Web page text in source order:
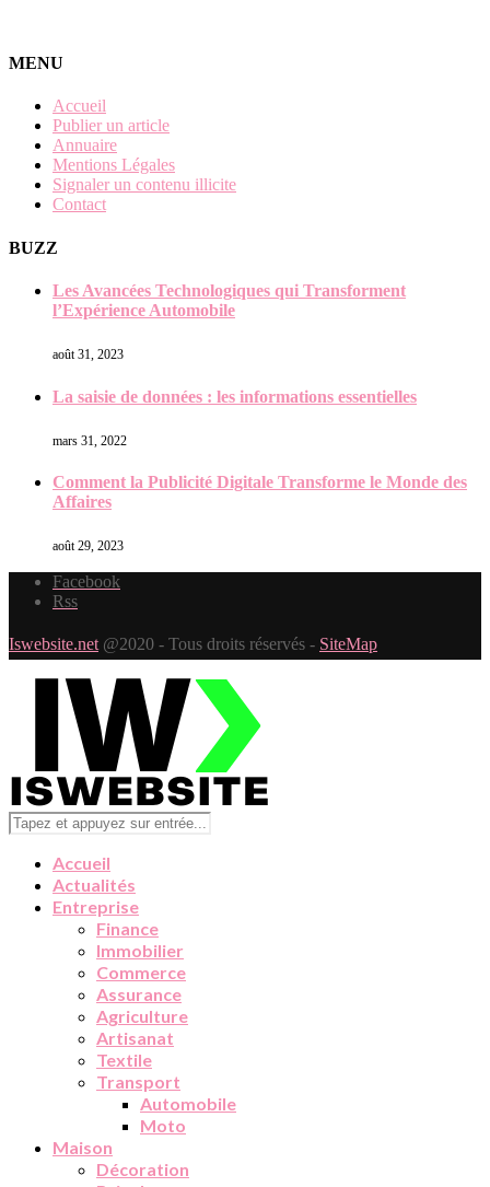
MENU
Accueil
Publier un article
Annuaire
Mentions Légales
Signaler un contenu illicite
Contact
BUZZ
Les Avancées Technologiques qui Transforment
l’Expérience Automobile
août 31, 2023
La saisie de données : les informations essentielles
mars 31, 2022
Comment la Publicité Digitale Transforme le Monde des
Affaires
août 29, 2023
Facebook
Rss
Iswebsite.net @2020 - Tous droits réservés - SiteMap
Accueil
Actualités
Entreprise
Finance
Immobilier
Commerce
Assurance
Agriculture
Artisanat
Textile
Transport
Automobile
Moto
Maison
Décoration